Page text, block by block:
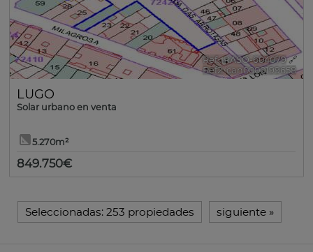
Ref.. RASO-604079 🔗
Ref2. can0000199658
LUGO
Solar urbano en venta
5.270m²
849.750€
Seleccionadas: 253 propiedades siguiente »